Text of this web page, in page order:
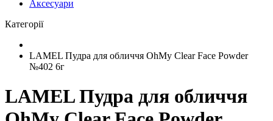
Аксесуари
Категорії
LAMEL Пудра для обличчя OhMy Clear Face Powder
№402 6г
LAMEL Пудра для обличчя